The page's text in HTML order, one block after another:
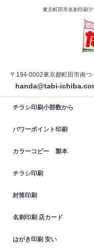
東京町田市名刺印刷
〒194-0002東京都町田市南
handa@tabi-
チラシ印刷小部数から
パワーポイント印刷
カラーコピー 製本
チラシ印刷
封筒印刷
名刺印刷 店カード
はがき印刷 安い